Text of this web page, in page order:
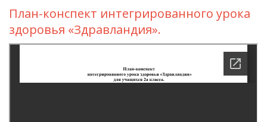
План-конспект интегрированного урока
здоровья «Здравландия».